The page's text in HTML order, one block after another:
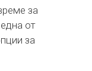
за
от
за